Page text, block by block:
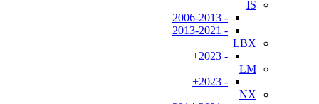
IS
- 2006-2013
- 2013-2021
LBX
- 2023+
LM
- 2023+
NX